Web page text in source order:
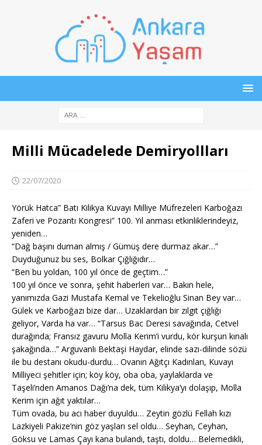
Milli Mücadelede Demiryollları
22/07/2020
Yörük Hatca” Batı Kilikya Kuvayı Milliye Müfrezeleri Karboğazı
Zaferi ve Pozantı Kongresi” 100. Yıl anması etkinliklerindeyiz,
yeniden…
“Dağ başını duman almış / Gümüş dere durmaz akar…”
Duyduğunuz bu ses, Bolkar Çığlığıdır…
“Ben bu yoldan, 100 yıl önce de geçtim…”
100 yıl önce ve sonra, şehit haberleri var… Bakın hele,
yanımızda Gazi Mustafa Kemal ve Tekelioğlu Sinan Bey var…
Gülek ve Karboğazı bize dar… Uzaklardan bir zılgıt çığlığı
geliyor, Varda ha var… “Tarsus Bac Deresi savağında, Cetvel
durağında; Fransız gavuru Molla Kerim’i vurdu, kör kurşun kınalı
şakağında…” Arguvanlı Bektaşi Haydar, elinde sazı-dilinde sözü
ile bu destanı okudu-durdu… Ovanın Ağıtçı Kadınları, Kuvayı
Milliyeci şehitler için; köy köy, oba oba, yaylaklarda ve
Taşeli’nden Amanos Dağı’na dek, tüm Kilikya’yı dolaşıp, Molla
Kerim için ağıt yaktılar…
Tüm ovada, bu acı haber duyuldu… Zeytin gözlü Fellah kızı
Lazkiyeli Pakize’nin göz yaşları sel oldu… Seyhan, Ceyhan,
Göksu ve Lamas Çayı kana bulandı, taştı, doldu… Belemedikli,